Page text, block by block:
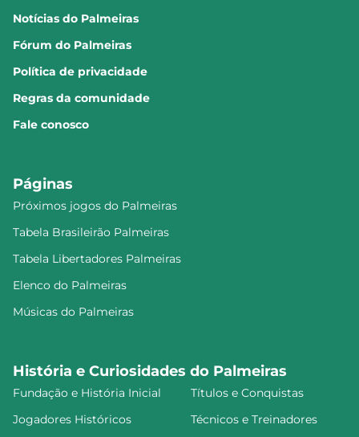
Notícias do Palmeiras
Fórum do Palmeiras
Política de privacidade
Regras da comunidade
Fale conosco
Páginas
Próximos jogos do Palmeiras
Tabela Brasileirão Palmeiras
Tabela Libertadores Palmeiras
Elenco do Palmeiras
Músicas do Palmeiras
História e Curiosidades do Palmeiras
Fundação e História Inicial
Títulos e Conquistas
Jogadores Históricos
Técnicos e Treinadores